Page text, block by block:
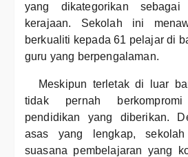
yang dikategorikan sebagai
kerajaan. Sekolah ini
berkualiti kepada 61 pelajar di
guru yang berpengalaman.
Meskipun terletak di luar
tidak pernah
pendidikan yang diberikan.
asas yang lengkap,
suasana pembelajaran yang